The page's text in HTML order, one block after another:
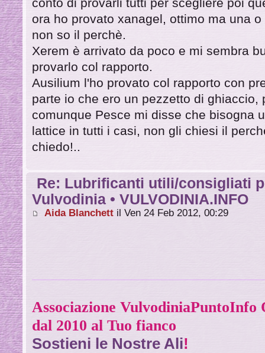
conto di provarli tutti per scegliere poi
ora ho provato xanagel, ottimo ma una
non so il perchè.
Xerem è arrivato da poco e mi sembra
provarlo col rapporto.
Ausilium l'ho provato col rapporto con
parte io che ero un pezzetto di ghiaccio,
comunque Pesce mi disse che bisogna
lattice in tutti i casi, non gli chiesi il
chiedo!..
Re: Lubrificanti utili/consigliati
Vulvodinia • VULVODINIA.INFO
Aida Blanchett il Ven 24 Feb 2012, 00:29
Associazione VulvodiniaPuntoInfo
dal 2010 al Tuo fianco
Sostieni le Nostre Ali!